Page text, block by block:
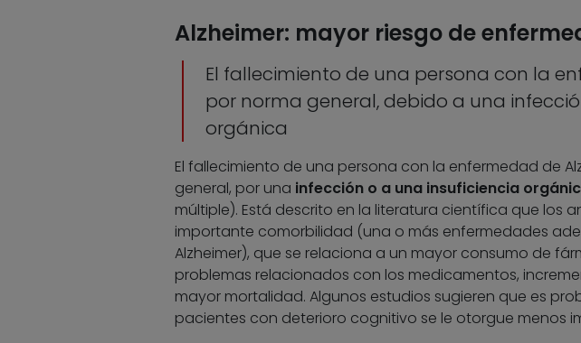
Alzheimer: mayor riesgo de
El fallecimiento de una persona con la
por norma general, debido a una
orgánica
El fallecimiento de una persona con la enfermedad de
general, por una infección o a una insuficiencia
múltiple). Está descrito en la literatura científica que los
importante comorbilidad (una o más enfermedades
Alzheimer), que se relaciona a un mayor consumo de
problemas relacionados con los medicamentos,
mayor mortalidad. Algunos estudios sugieren que es
pacientes con deterioro cognitivo se le otorgue menos